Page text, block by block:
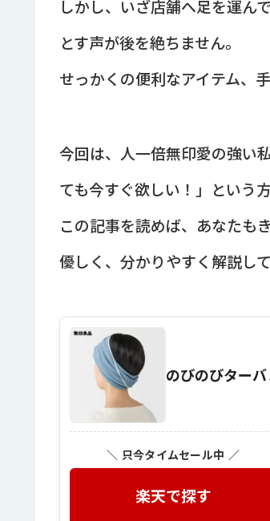
しかし、いざ店舗へ足を運ん
とす声が後を絶ちません。
せっかくの便利なアイテム、
今回は、人一倍無印愛の強い
ても今すぐ欲しい！」という
この記事を読めば、あなたも
優しく、分かりやすく解説し
のびのびター
＼ 只今タイムセール中 ／
楽天で探す